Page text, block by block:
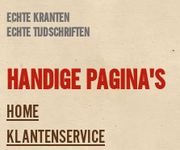
ECHTE KRANTEN
ECHTE TIJDSCHRIFTEN
HANDIGE PAGINA'S
HOME
KLANTENSERVICE